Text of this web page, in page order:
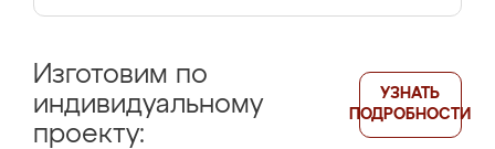
Изготовим по
индивидуальному
проекту:
УЗНАТЬ
ПОДРОБНОСТИ